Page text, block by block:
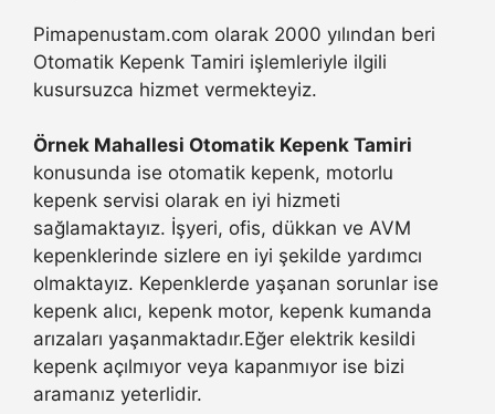
Pimapenustam.com olarak 2000 yılından beri
Otomatik Kepenk Tamiri işlemleriyle ilgili
kusursuzca hizmet vermekteyiz.
Örnek Mahallesi Otomatik Kepenk Tamiri
konusunda ise otomatik kepenk, motorlu
kepenk servisi olarak en iyi hizmeti
sağlamaktayız. İşyeri, ofis, dükkan ve AVM
kepenklerinde sizlere en iyi şekilde yardımcı
olmaktayız. Kepenklerde yaşanan sorunlar ise
kepenk alıcı, kepenk motor, kepenk kumanda
arızaları yaşanmaktadır.Eğer elektrik kesildi
kepenk açılmıyor veya kapanmıyor ise bizi
aramanız yeterlidir.